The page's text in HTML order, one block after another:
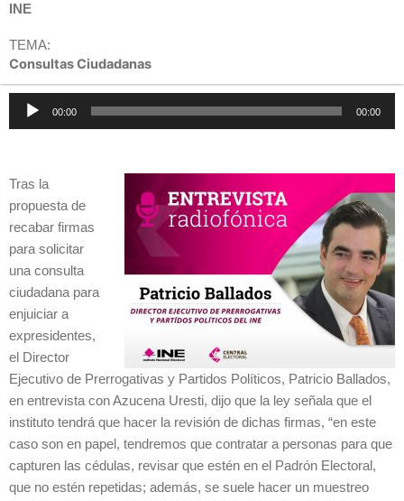
INE
TEMA:
Consultas Ciudadanas
Reproductor
00:00 00:00
Tras la
propuesta de
recabar firmas
para solicitar
una consulta
ciudadana para
enjuiciar a
expresidentes,
el Director
Ejecutivo de Prerrogativas y Partidos Políticos, Patricio Ballados,
en entrevista con Azucena Uresti, dijo que la ley señala que el
instituto tendrá que hacer la revisión de dichas firmas, “en este
caso son en papel, tendremos que contratar a personas para que
capturen las cédulas, revisar que estén en el Padrón Electoral,
que no estén repetidas; además, se suele hacer un muestreo